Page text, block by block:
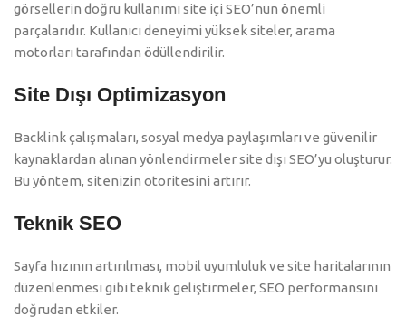
görsellerin doğru kullanımı site içi SEO’nun önemli
parçalarıdır. Kullanıcı deneyimi yüksek siteler, arama
motorları tarafından ödüllendirilir.
Site Dışı Optimizasyon
Backlink çalışmaları, sosyal medya paylaşımları ve güvenilir
kaynaklardan alınan yönlendirmeler site dışı SEO’yu oluşturur.
Bu yöntem, sitenizin otoritesini artırır.
Teknik SEO
Sayfa hızının artırılması, mobil uyumluluk ve site haritalarının
düzenlenmesi gibi teknik geliştirmeler, SEO performansını
doğrudan etkiler.